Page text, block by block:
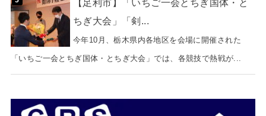
【足利市】「いちご一会とちぎ国体・と
ちぎ大会」「剣...
今年10月、栃木県内各地区を会場に開催された
「いちご一会とちぎ国体・とちぎ大会」では、各競技で熱戦が...